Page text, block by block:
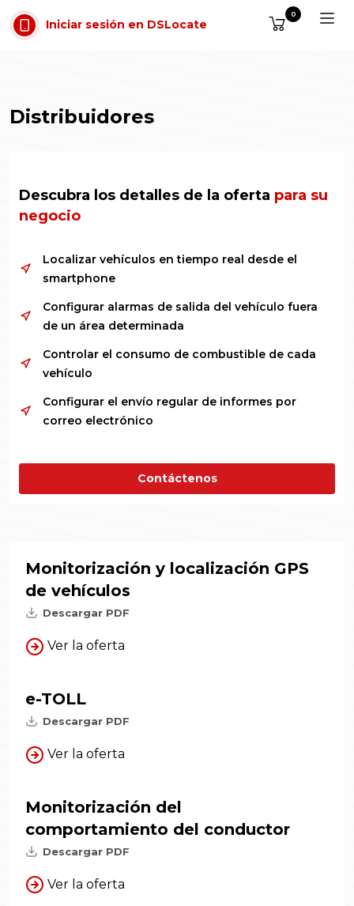
Saltar al contenido
Iniciar sesión en DSLocate
0
Distribuidores
Descubra los detalles de la oferta para su
negocio
Localizar vehículos en tiempo real desde el
smartphone
Configurar alarmas de salida del vehículo fuera
de un área determinada
Controlar el consumo de combustible de cada
vehículo
Configurar el envío regular de informes por
correo electrónico
Contáctenos
Monitorización y localización GPS
de vehículos
Descargar PDF
Ver la oferta
e-TOLL
Descargar PDF
Ver la oferta
Monitorización del
comportamiento del conductor
Descargar PDF
Ver la oferta